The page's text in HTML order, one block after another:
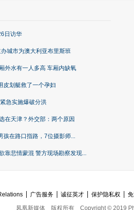
日访华
城市为澳大利亚布里斯班
外水有一人多高 车厢内缺氧
皮划艇救了一个孕妇
急实施爆破分洪
在天津？外交部：两个原因
孩在路口指路，7位摄影师...
靠悲情蒙混 警方现场勘察发现...
广告服务 诚征英才 保护隐私权
凤凰新媒体
版权所有 Copyright © 2019